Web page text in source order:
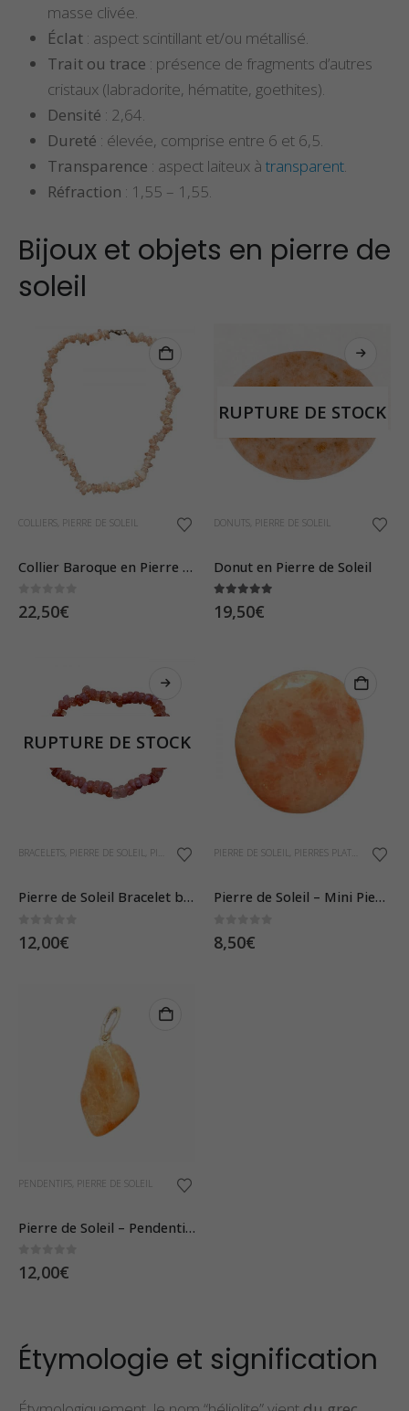
masse clivée.
Éclat : aspect scintillant et/ou métallisé.
Trait ou trace : présence de fragments d’autres
cristaux (labradorite, hématite, goethites).
Densité : 2,64.
Dureté : élevée, comprise entre 6 et 6,5.
Transparence : aspect laiteux à transparent.
Réfraction : 1,55 – 1,55.
Bijoux et objets en pierre de
soleil
COLLIERS PIERRE DE SOLEIL
Collier Baroque en Pierre de Soleil
22,50€
RUPTURE DE STOCK
DONUTS PIERRE DE SOLEIL
Donut en Pierre de Soleil
19,50€
RUPTURE DE STOCK
BRACELETS PIERRE DE SOLEIL PIERRES ET CRISTAUX
Pierre de Soleil Bracelet baroque
12,00€
PIERRE DE SOLEIL PIERRES PLATES
Pierre de Soleil – Mini Pierre Plate
8,50€
PENDENTIFS PIERRE DE SOLEIL
Pierre de Soleil – Pendentif Pierre Roulée
12,00€
Étymologie et signification